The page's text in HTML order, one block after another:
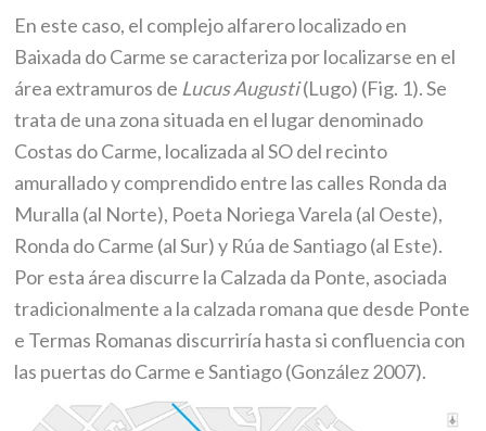
En este caso, el complejo alfarero localizado en
Baixada do Carme se caracteriza por localizarse en el
área extramuros de Lucus Augusti(Lugo) (Fig. 1). Se
trata de una zona situada en el lugar denominado
Costas do Carme, localizada al SO del recinto
amurallado y comprendido entre las calles Ronda da
Muralla (al Norte), Poeta Noriega Varela (al Oeste),
Ronda do Carme (al Sur) y Rúa de Santiago (al Este).
Por esta área discurre la Calzada da Ponte, asociada
tradicionalmente a la calzada romana que desde Ponte
e Termas Romanas discurriría hasta si confluencia con
las puertas do Carme e Santiago (González 2007).